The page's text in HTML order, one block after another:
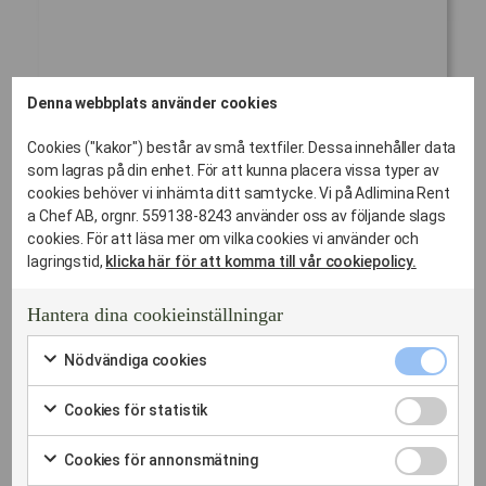
Våra julkoncept som
julbordscatering för dig
i Åkersberga
Vi erbjuder tre nivåer av julbordscatering beroende på
sällskapets storlek och önskad upplevelse:
Exklusivare julbord med lunchservering (60-90
min)
Detta koncept är framtaget för det sällskap som önskar
en elegant och tidseffektiv upplevelse.
Denna webbplats använder cookies
Cookies ("kakor") består av små textfiler. Dessa innehåller data
som lagras på din enhet. För att kunna placera vissa typer av
cookies behöver vi inhämta ditt samtycke. Vi på Adlimina Rent
a Chef AB, orgnr. 559138-8243 använder oss av följande slags
cookies. För att läsa mer om vilka cookies vi använder och
lagringstid, klicka här för att komma till vår cookiepolicy.
Hantera dina cookieinställningar
Nödvändiga cookies
att
samtycka
till
cookies
kryssruta
Cookies för statistik
att
Cookies
för
statistik
kryssruta
Cookies för annonsmätning
Cookies
för